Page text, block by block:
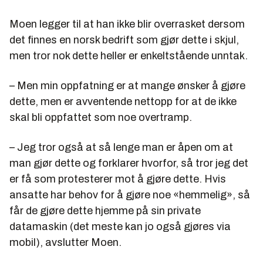
Moen legger til at han ikke blir overrasket dersom
det finnes en norsk bedrift som gjør dette i skjul,
men tror nok dette heller er enkeltstående unntak.
– Men min oppfatning er at mange ønsker å gjøre
dette, men er avventende nettopp for at de ikke
skal bli oppfattet som noe overtramp.
– Jeg tror også at så lenge man er åpen om at
man gjør dette og forklarer hvorfor, så tror jeg det
er få som protesterer mot å gjøre dette. Hvis
ansatte har behov for å gjøre noe «hemmelig», så
får de gjøre dette hjemme på sin private
datamaskin (det meste kan jo også gjøres via
mobil), avslutter Moen.